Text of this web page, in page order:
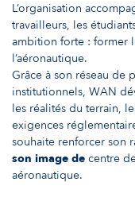
L’organisation
travailleurs, les
ambition forte : former
l’aéronautique.
Grâce à son réseau de
institutionnels, WAN
les réalités du terrain,
exigences
souhaite renforcer son
son image de centre
aéronautique.